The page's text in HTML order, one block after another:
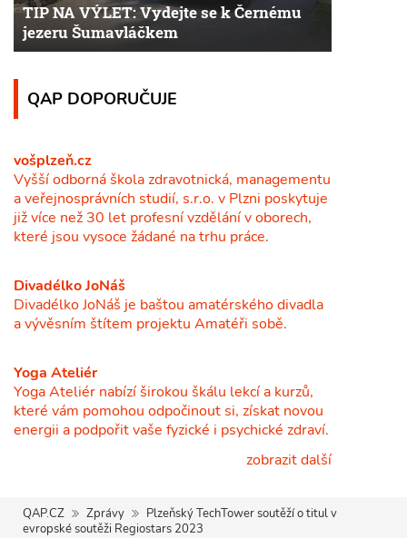
TIP NA VÝLET: Vydejte se k Černému
jezeru Šumavláčkem
QAP DOPORUČUJE
vošplzeň.cz
Vyšší odborná škola zdravotnická, managementu
a veřejnosprávních studií, s.r.o. v Plzni poskytuje
již více než 30 let profesní vzdělání v oborech,
které jsou vysoce žádané na trhu práce.
Divadélko JoNáš
Divadélko JoNáš je baštou amatérského divadla
a vývěsním štítem projektu Amatéři sobě.
Yoga Ateliér
Yoga Ateliér nabízí širokou škálu lekcí a kurzů,
které vám pomohou odpočinout si, získat novou
energii a podpořit vaše fyzické i psychické zdraví.
zobrazit další
QAP.CZ Zprávy
Plzeňský TechTower soutěží o titul v
evropské soutěži Regiostars 2023